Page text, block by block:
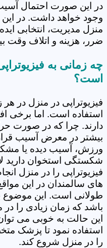
در این صورت احتمال
وجود خواهد داشت. در این
منزل مدیریت، انتخابی
ضرر، هزینه و اتلاف وقت
چه زمانی به
است؟
فیزیوتراپی در منزل در
استفاده است. اما برخی
دارند. چرا که در صورت
بیشتر در معرض آسیب قرار
ورزش، آسیب دیده یا
شکستگی استخوان دارید
فیزیوتراپی را در منزل
های سالمندان در این
طولانی است. این موضوع
باشد که زمان زیادی را در
این حالت به خوبی می
استفاده نمود تا پزشک
را در منزل شروع کند.